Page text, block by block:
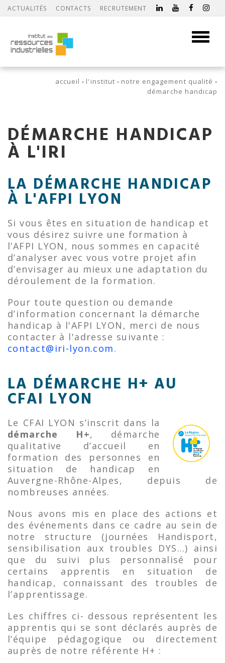
ACTUALITÉS CONTACTS RECRUTEMENT
Toggle
accueil l'institut
notre engagement qualité
démarche handicap
DÉMARCHE HANDICAP
À L'IRI
LA DÉMARCHE HANDICAP
À L'AFPI LYON
Si vous êtes en situation de handicap et
vous désirez suivre une formation à
l’AFPI LYON, nous sommes en capacité
d’analyser avec vous votre projet afin
d’envisager au mieux une adaptation du
déroulement de la formation.
Pour toute question ou demande
d’information concernant la démarche
handicap à l'AFPI LYON, merci de nous
contacter à l'adresse suivante :
contact@iri-lyon.com.
LA DÉMARCHE H+ AU
CFAI LYON
Le CFAI LYON s’inscrit dans la
démarche H+, démarche
qualitative d’accueil en
formation des personnes en
situation de handicap en
Auvergne-Rhône-Alpes, depuis de
nombreuses années.
Nous avons mis en place des actions et
des événements dans ce cadre au sein de
notre structure (journées Handisport,
sensibilisation aux troubles DYS…) ainsi
que du suivi plus personnalisé pour
certains apprentis en situation de
handicap, connaissant des troubles de
l’apprentissage.
Les chiffres ci- dessous représentent les
apprentis qui se sont déclarés auprès de
l’équipe pédagogique ou directement
auprès de notre référente H+ :